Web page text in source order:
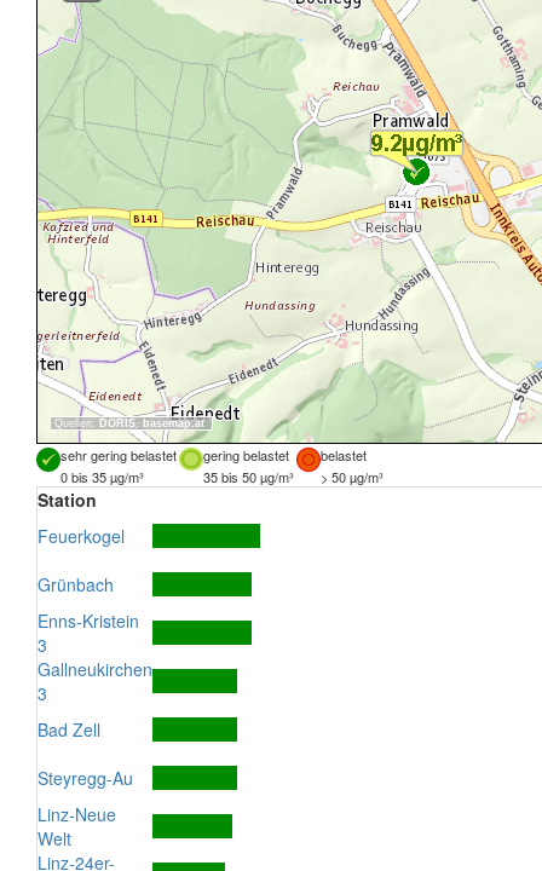
Quellen: DORIS, basemap.at
sehr gering belastet gering belastet
belastet
0 bis 35 µg/m³
35 bis 50 µg/m³ > 50 µg/m³
Station
Feuerkogel
Grünbach
Enns-Kristein
3
Gallneukirchen
3
Bad Zell
Steyregg-Au
Linz-Neue
Welt
Linz-24er-